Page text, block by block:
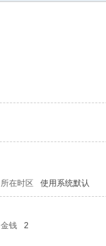
所在时区 使用系统默认
金钱
2